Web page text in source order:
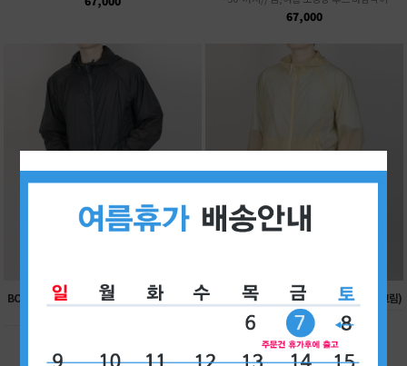
67,000
BOY 섬머 초경량 바람막이 후드 집업 점퍼 (다크
67,000
BOY 섬머 초경량 바람막이 후드 집업 점퍼 (크림)
~50"까지// 봄,여름 초경량 후드 바람막이
67,000